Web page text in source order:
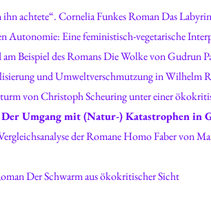
„Der Wald bescherte so viel, wenn man ihn achtete“.
Beispiel des Romans Die Wolke von Gudrun
von Christoph Scheuring unter einer
Umgang mit (Natur-) Katastrophen in
anhand des kulturökologischen Modells von
Toxische Diskurse: Frank Schätzings Roman Der Schwarm aus ökokritischer Sicht